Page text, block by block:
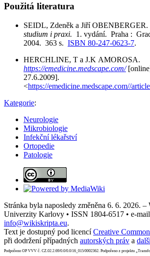
Použitá literatura
SEIDL, Zdeněk a Jiří OBENBERGER.
studium i praxi. 1. vydání. Praha :
2004. 363 s. ISBN 80-247-0623-7.
HERCHLINE, T a J.K AMOROSA.
https://emedicine.medscape.com/
27.6.2009].
<https://emedicine.medscape.com//
Kategorie:
Neurologie
Mikrobiologie
Infekční lékařství
Ortopedie
Patologie
Stránka byla naposledy změněna 6. 6. 2026.
Univerzity Karlovy • ISSN 1804-6517 • e-
info@wikiskripta.eu.
Text je dostupný pod licencíCreative
při dodržení případných autorských práv a
Podpořeno OP VVV č. CZ.02.2.69/0.0/0.0/16_015/0002362. Podpořeno z projektu